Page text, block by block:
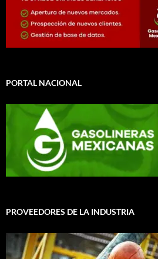
PORTAL NACIONAL
PROVEEDORES DE LA INDUSTRIA